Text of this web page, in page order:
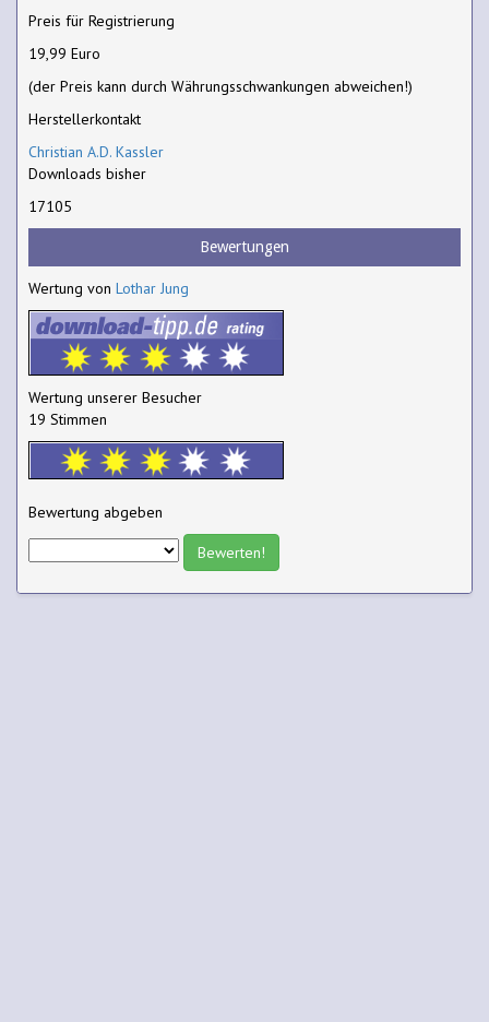
Preis für Registrierung
19,99 Euro
(der Preis kann durch Währungsschwankungen abweichen!)
Herstellerkontakt
Christian A.D. Kassler
Downloads bisher
17105
Bewertungen
Wertung von Lothar Jung
Wertung unserer Besucher
19 Stimmen
Bewertung abgeben